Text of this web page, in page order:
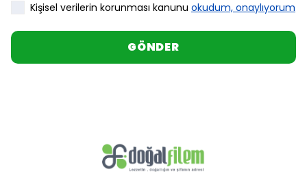
Kişisel verilerin korunması kanunu okudum, onaylıyorum
GÖNDER